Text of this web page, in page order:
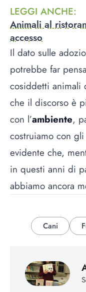
LEGGI ANCHE:
Animali al
accesso
Il dato sulle
potrebbe far
cosiddetti animali
che il discorso è
con l’ambiente,
costruiamo con
evidente che,
in questi anni di
abbiamo ancora
Cani